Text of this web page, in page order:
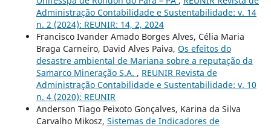
Administração Contabilidade e Sustentabilidade: v. 14
n. 2 (2024): REUNIR: 14, 2, 2024
Francisco Ivander Amado Borges Alves, Célia Maria
Braga Carneiro, David Alves Paiva, Os efeitos do
desastre ambiental de Mariana sobre a reputação da
Samarco Mineração S.A. , REUNIR Revista de
Administração Contabilidade e Sustentabilidade: v. 10
n. 4 (2020): REUNIR
Anderson Tiago Peixoto Gonçalves, Karina da Silva
Carvalho Mikosz, Sistemas de Indicadores de